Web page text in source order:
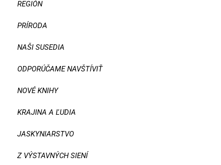
REGIÓN
PRÍRODA
NAŠI SUSEDIA
ODPORÚČAME NAVŠTÍVIŤ
NOVÉ KNIHY
KRAJINA A ĽUDIA
JASKYNIARSTVO
Z VÝSTAVNÝCH SIENÍ